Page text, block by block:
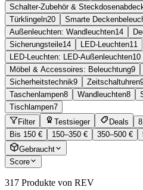
Schalter-Zubehör &
Türklingeln20 Smarte
Außenleuchten: Wandleuchten14
Sicherungsteile14 LED-Leuchten11
LED-Leuchten: LED-Außenleuchten10
Möbel & Accessoires: Beleuchtung9
Sicherheitstechnik9 Zeitschaltuhren
Taschenlampen8 Wandleuchten8
Tischlampen7
Filter
Testsieger Deals
Bis 150 €
150–350 € 350–500 €
Gebraucht
Score
317 Produkte von REV